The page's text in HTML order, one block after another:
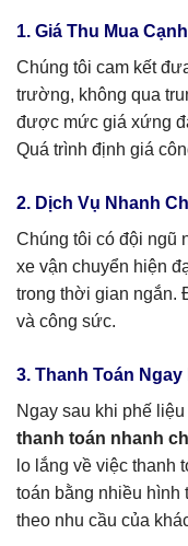
1. Giá Thu Mua
Chúng tôi cam kết
trường, không qua
được mức giá xứng
Quá trình định giá
2. Dịch Vụ Nhanh
Chúng tôi có đội ngũ
xe vận chuyển hiện
trong thời gian ngắn.
và công sức.
3. Thanh Toán
Ngay sau khi phế
thanh toán nhanh
lo lắng về việc thanh
toán bằng nhiều hình
theo nhu cầu của